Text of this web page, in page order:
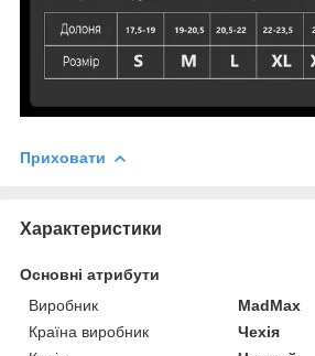
Приховати
Характеристики
Основні атрибути
Виробник
MadMax
Країна виробник
Чехія